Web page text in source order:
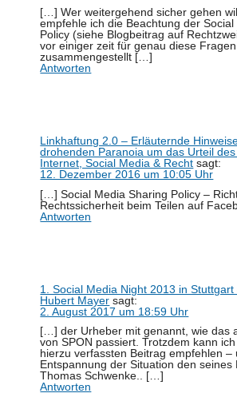
[…] Wer weitergehend sicher gehen
empfehle ich die Beachtung der
Policy (siehe Blogbeitrag auf
vor einiger zeit für genau diese Fragen
zusammengestellt […]
Antworten
Linkhaftung 2.0 – Erläuternde
drohenden Paranoia um das Urteil
Internet, Social Media & Recht sagt:
12. Dezember 2016 um 10:05 Uhr
[…] Social Media Sharing Policy –
Rechtssicherheit beim Teilen auf
Antworten
1. Social Media Night 2013 in Stuttgart
Hubert Mayer sagt:
2. August 2017 um 18:59 Uhr
[…] der Urheber mit genannt, wie das
von SPON passiert. Trotzdem kann
hierzu verfassten Beitrag empfehlen –
Entspannung der Situation den seines
Thomas Schwenke.. […]
Antworten